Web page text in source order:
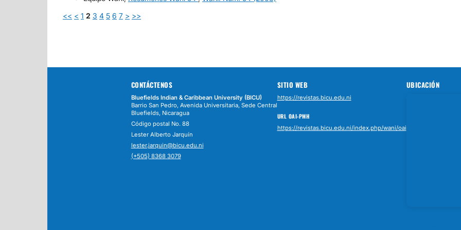
<< < 1 2 3 4 5 6 7 > >>
CONTÁCTENOS
Bluefields Indian & Caribbean University (BICU)
Barrio San Pedro, Avenida Universitaria, Sede Central
Bluefields, Nicaragua
Código postal No. 88
Lester Alberto Jarquín
lester.jarquin@bicu.edu.ni
(+505) 8368 3079
SITIO WEB
https://revistas.bicu.edu.ni
URL OAI-PMH
https://revistas.bicu.edu.ni/index.php/wani/oai
UBICACIÓN